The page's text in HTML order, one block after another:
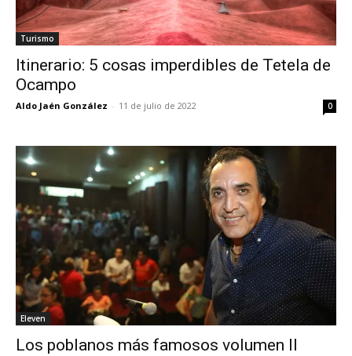
Turismo
Itinerario: 5 cosas imperdibles de Tetela de
Ocampo
Aldo Jaén González - 11 de julio de 2022 0
Eleven
Los poblanos más famosos volumen II